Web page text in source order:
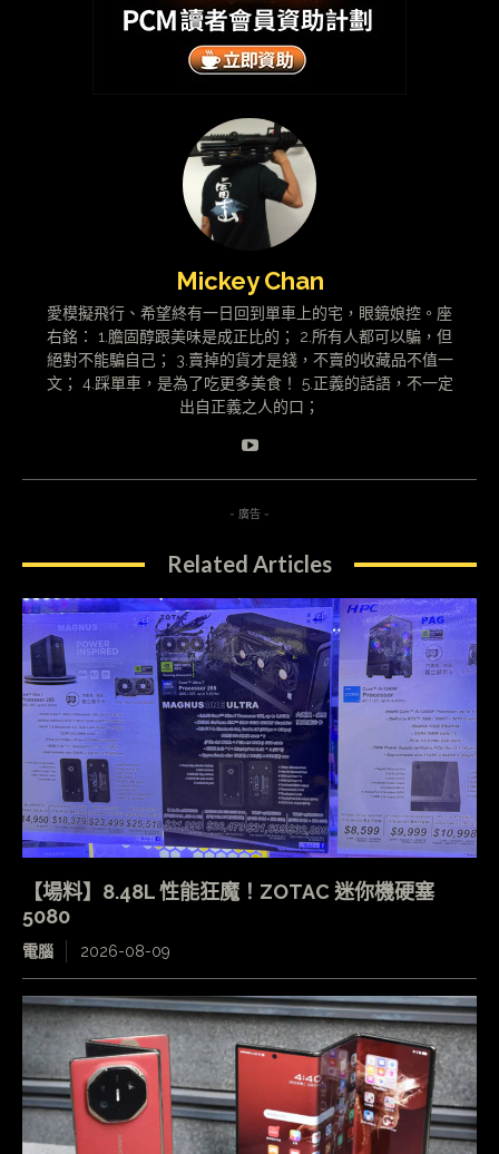
Mickey Chan
愛模擬飛行、希望終有一日回到單車上的宅，眼鏡娘控。座
右銘： 1.膽固醇跟美味是成正比的； 2.所有人都可以騙，但
絕對不能騙自己； 3.賣掉的貨才是錢，不賣的收藏品不值一
文； 4.踩單車，是為了吃更多美食！ 5.正義的話語，不一定
出自正義之人的口；
- 廣告 -
Related Articles
【場料】8.48L 性能狂魔！ZOTAC 迷你機硬塞
5080
電腦 2026-08-09